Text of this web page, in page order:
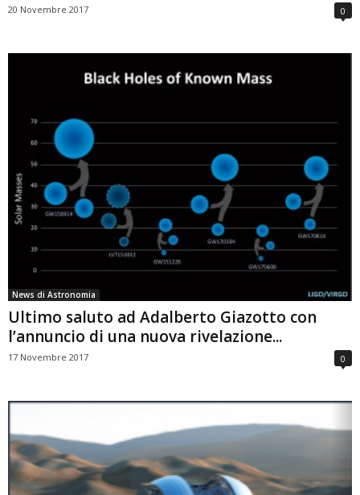
20 Novembre 2017 0
News di Astronomia
Ultimo saluto ad Adalberto Giazotto con
l’annuncio di una nuova rivelazione...
17 Novembre 2017 0